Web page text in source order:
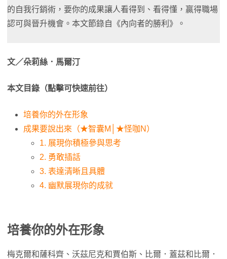
的自我行銷術，要你的成果讓人看得到、看得懂，贏得職場
認可與晉升機會。本文節錄自《內向者的勝利》。
文／朵莉絲．馬爾汀
本文目錄（點擊可快速前往）
培養你的外在形象
成果要說出來（★智囊M│★怪咖N）
1. 展現你積極參與思考
2. 勇敢插話
3. 表達清晰且具體
4. 幽默展現你的成就
培養你的外在形象
梅克爾和薩科齊、沃茲尼克和賈伯斯、比爾．蓋茲和比爾．